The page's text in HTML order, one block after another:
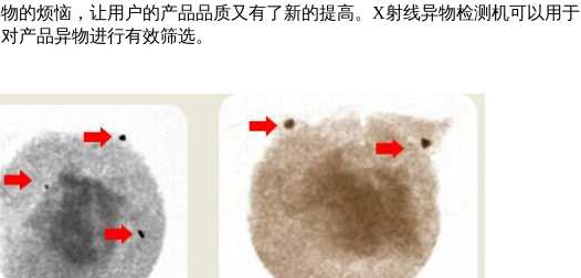
的烦恼，让用户的产品品质又有了新的提高。X射线异物检测机可以用于
产品异物进行有效筛选。